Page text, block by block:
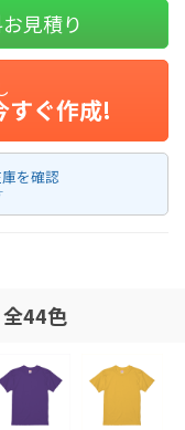
見積り
すぐ作成!
を確認
44色